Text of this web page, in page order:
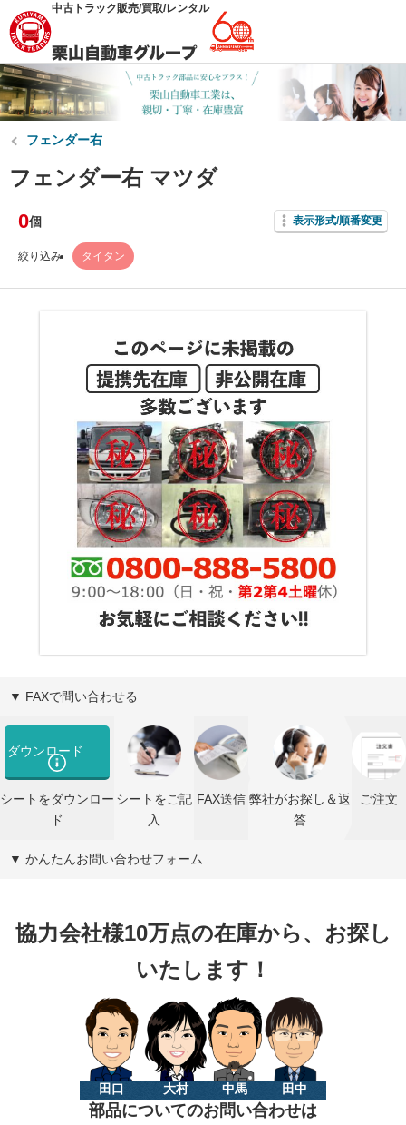
中古トラック販売/買取/レンタル
フェンダー右
フェンダー右 マツダ
0個 表示形式/順番変更
絞り込み タイタン
▼ FAXで問い合わせる
ダウンロード
シートをダウンロー
ド
シートをご記
入
FAX送信 弊社がお探し＆返
答
ご注文
▼ かんたんお問い合わせフォーム
協力会社様10万点の在庫から、お探し
いたします！
田口 大村 中馬 田中
部品についてのお問い合わせは